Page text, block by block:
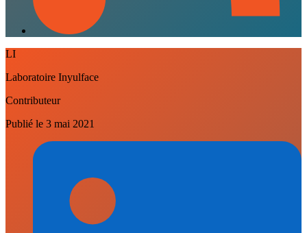
LI
Laboratoire Inyulface
Contributeur
Publié le 3 mai 2021